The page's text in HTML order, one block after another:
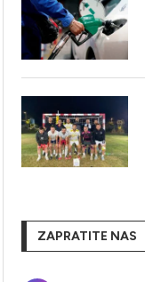
ZAPRATITE NAS